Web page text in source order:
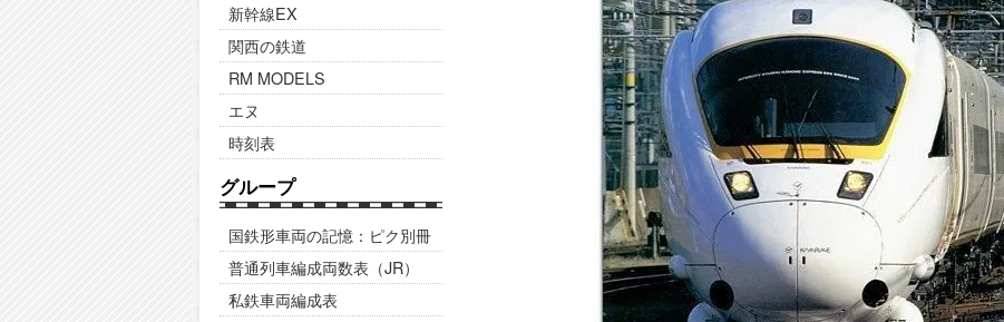
新幹線EX
関西の鉄道
RM MODELS
エヌ
時刻表
グループ
国鉄形車両の記憶：ピク別冊
普通列車編成両数表（JR）
私鉄車両編成表